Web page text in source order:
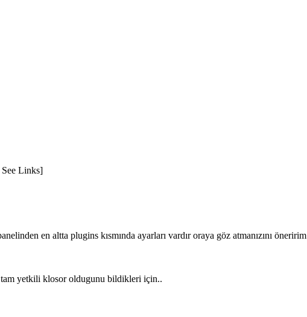
See Links]
en altta plugins kısmında ayarları vardır oraya göz atmanızını öneririm
tam yetkili klosor oldugunu bildikleri için..